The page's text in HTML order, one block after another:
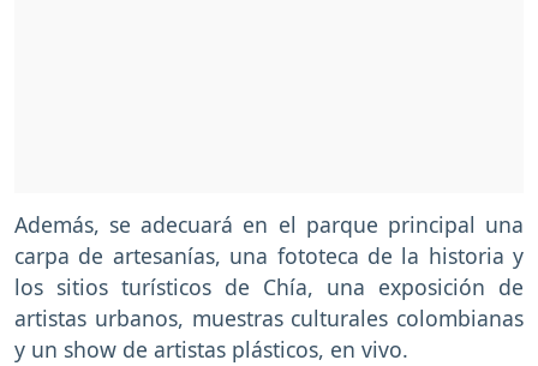
Además, se adecuará en el parque principal una
carpa de artesanías, una fototeca de la historia y
los sitios turísticos de Chía, una exposición de
artistas urbanos, muestras culturales colombianas
y un show de artistas plásticos, en vivo.